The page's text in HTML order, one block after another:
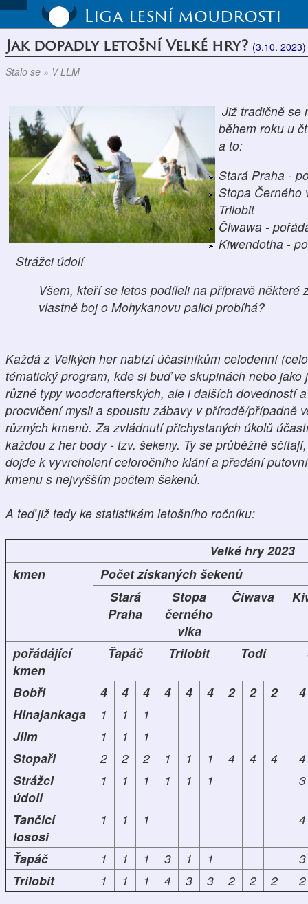
Liga lesní moudrosti
Jak dopadly letošní Velké hry? (3.10. 2023)
Stalo se » V LLM
Již tradičně se
během roku u
a to:
Stará Praha -
Stopa Černého
Trilobit
Čiwawa -
Kiwendotha -
Strážci údolí
Všem, kteří se letos podíleli na přípravě některé
vlastně boj o Mohykanovu palici probíhá?
Každá z Velkých her nabízí účastníkům celodenní
tématický program, kde si buď ve skupinách nebo
různé typy woodcrafterských, ale i dalších dovedností
procvičení mysli a spoustu zábavy v přírodě/případně
různých kmenů. Za zvládnutí přichystaných úkolů
každou z her body - tzv. šekeny. Ty se průběžně
dojde k vyvrcholení celoročního klání a předání
kmenu s nejvyšším počtem šekenů.
A teď již tedy ke statistikám letošního ročníku:
Velké hry 2023
kmen
Počet získaných šekenů
Stará
Praha
Stopa
černého
vlka
Čiwava
pořádájící
kmen
Ťapáč Trilobit Todi
Bobři 4 4 4 4 4 4 2 2 2
4
Hinajankaga
1 1
1
Jilm
1 1
1
Stopaři
2 2 2 1 1 1 4 4 4
4
Strážci
údolí
1 1 1 1 1 1 3
Tančící
lososi
1 1 1 4
Ťapáč 1 1 1 3 1 1
3
Trilobit
1 1 1 4 3 3 2 2 2 2